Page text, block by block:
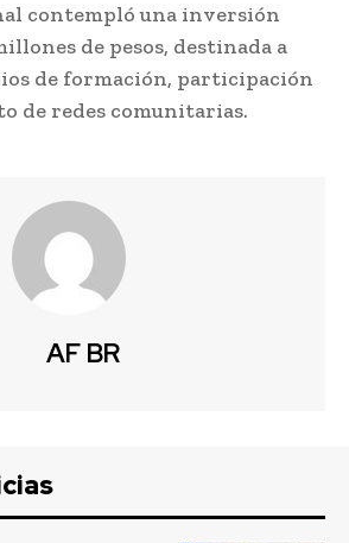
contempló una inversión
de pesos, destinada a
de formación, participación
de redes comunitarias.
AF BR